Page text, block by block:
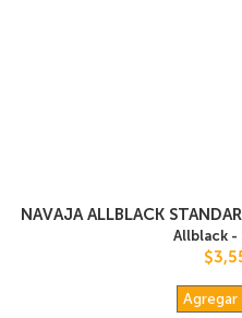
NAVAJA ALLBLACK
Allblack -